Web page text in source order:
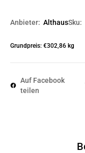
Anbieter: AlthausSku:
Grundpreis: €302,86 kg
Auf Facebook
teilen